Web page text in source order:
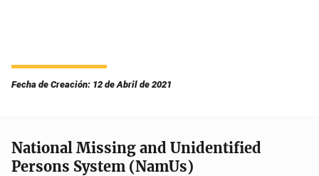
Fecha de Creación: 12 de Abril de 2021
National Missing and Unidentified
Persons System (NamUs)